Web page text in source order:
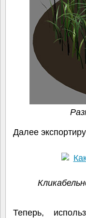
Далее
Теперь,